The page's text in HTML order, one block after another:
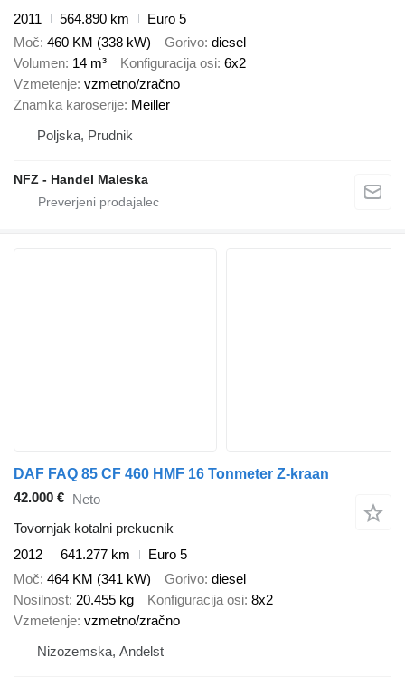
2011
564.890 km
Euro 5
Moč 460 KM (338 kW) Gorivo diesel
Volumen 14 m³ Konfiguracija osi 6x2
Vzmetenje vzmetno/zračno
Znamka karoserije Meiller
Poljska, Prudnik
NFZ - Handel Maleska
DAF FAQ 85 CF 460 HMF 16 Tonmeter Z-kraan
42.000 € Neto
Tovornjak kotalni prekucnik
2012
641.277 km
Euro 5
Moč 464 KM (341 kW) Gorivo diesel
Nosilnost 20.455 kg Konfiguracija osi 8x2
Vzmetenje vzmetno/zračno
Nizozemska, Andelst